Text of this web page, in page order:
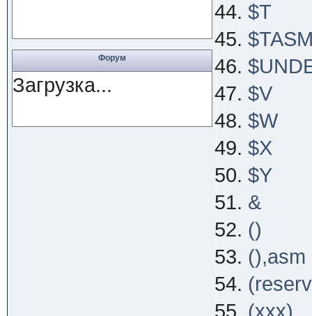
Форум
Загрузка...
$T
$V
$W
$X
$Y
&
()
(),asm
(xxx)